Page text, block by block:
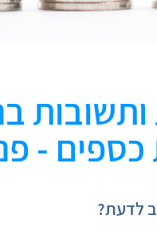
-
לדעת?